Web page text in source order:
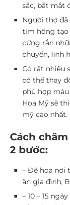
sắc, bắt mắt
Người thợ
tím hồng tạo
cứng rắn
chuyển, linh
Có rất nhiều
có thể thay
phù hợp
Hoa Mỹ sẽ
mỹ cao nhất.
Cách
2 bước:
– Để hoa nơi
ăn gia đình,
– 10 – 15